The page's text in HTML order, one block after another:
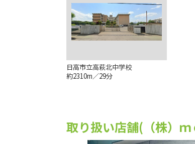
日高市立高萩北中学校
約2310m／29分
取り扱い店舗(（株）